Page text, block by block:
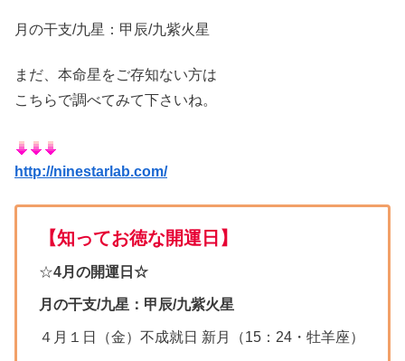
月の干支/九星：甲辰/九紫火星
まだ、本命星をご存知ない方は
こちらで調べてみて下さいね。
http://ninestarlab.com/
【知ってお徳な開運日】
☆4月の開運日☆
月の干支/九星：甲辰/九紫火星
４月１日（金）不成就日 新月（15：24・牡羊座）